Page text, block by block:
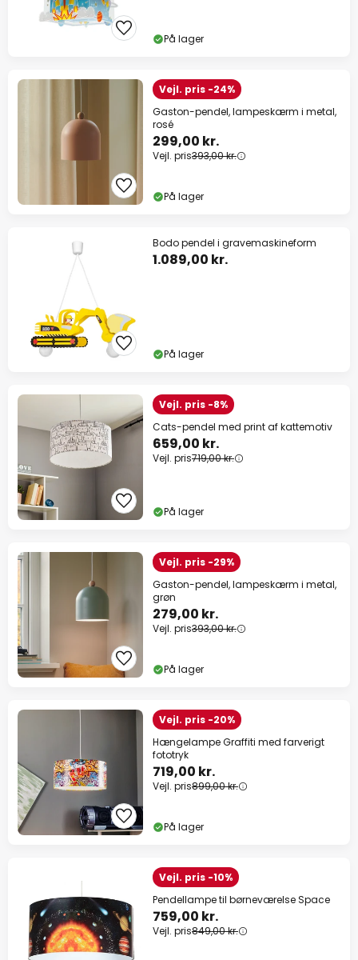
På lager
Vejl. pris -24%
Gaston-pendel, lampeskærm i metal,
rosé
299,00 kr.
Vejl. pris393,00 kr.
På lager
Bodo pendel i gravemaskineform
1.089,00 kr.
På lager
Vejl. pris -8%
Cats-pendel med print af kattemotiv
659,00 kr.
Vejl. pris719,00 kr.
På lager
Vejl. pris -29%
Gaston-pendel, lampeskærm i metal,
grøn
279,00 kr.
Vejl. pris393,00 kr.
På lager
Vejl. pris -20%
Hængelampe Graffiti med farverigt
fototryk
719,00 kr.
Vejl. pris899,00 kr.
På lager
Vejl. pris -10%
Pendellampe til børneværelse Space
759,00 kr.
Vejl. pris849,00 kr.